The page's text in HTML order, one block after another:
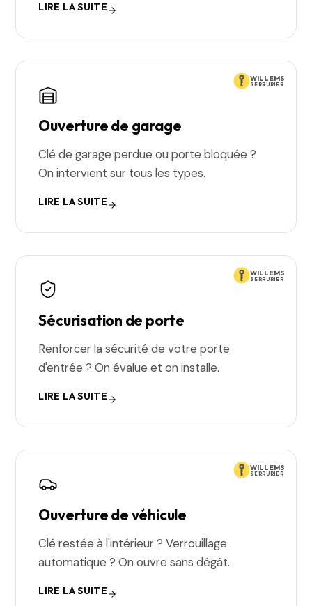
LIRE LA SUITE
WILLEMS
SERRURIER
Ouverture de garage
Clé de garage perdue ou porte bloquée ?
On intervient sur tous les types.
LIRE LA SUITE
WILLEMS
SERRURIER
Sécurisation de porte
Renforcer la sécurité de votre porte
d'entrée ? On évalue et on installe.
LIRE LA SUITE
WILLEMS
SERRURIER
Ouverture de véhicule
Clé restée à l'intérieur ? Verrouillage
automatique ? On ouvre sans dégât.
LIRE LA SUITE